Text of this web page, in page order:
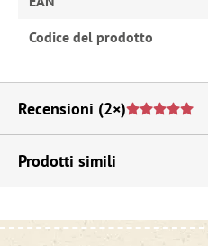
Codice del prodotto
Recensioni (2×)
Prodotti simili